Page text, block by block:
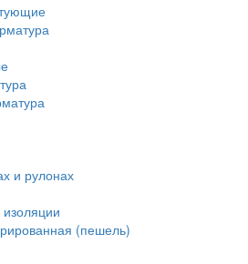
и рулонах
(пешель)